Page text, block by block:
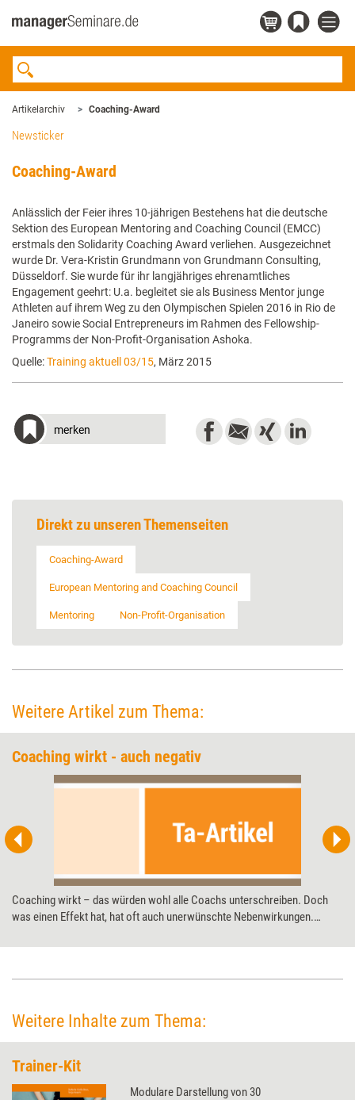
Artikelarchiv Coaching-Award
Newsticker
Coaching-Award
Anlässlich der Feier ihres 10-jährigen Bestehens hat die deutsche
Sektion des European Mentoring and Coaching Council (EMCC)
erstmals den Solidarity Coaching Award verliehen. Ausgezeichnet
wurde Dr. Vera-Kristin Grundmann von Grundmann Consulting,
Düsseldorf. Sie wurde für ihr langjähriges ehrenamtliches
Engagement geehrt: U.a. begleitet sie als Business Mentor junge
Athleten auf ihrem Weg zu den Olympischen Spielen 2016 in Rio de
Janeiro sowie Social Entrepreneurs im Rahmen des Fellowship-
Programms der Non-Profit-Organisation Ashoka.
Quelle:Training aktuell 03/15, März 2015
merken
Direkt zu unseren Themenseiten
Coaching-Award
European Mentoring and Coaching Council
Mentoring Non-Profit-Organisation
Weitere Artikel zum Thema:
Coaching wirkt - auch negativ
Coaching wirkt – das würden wohl alle Coachs unterschreiben. Doch
was einen Effekt hat, hat oft auch unerwünschte Nebenwirkungen.
dem Deutschen Coaching-Preis ausgezeichnet wurde. Training aktuell
Weitere Inhalte zum Thema:
Trainer-Kit
Modulare Darstellung von 30